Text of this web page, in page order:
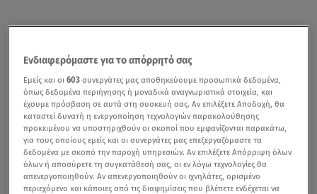
Ενδιαφερόμαστε για το απόρρητό σας
Εμείς και οι603 συνεργάτες μας αποθηκεύουμε προσωπικά δεδομένα,
όπως δεδομένα περιήγησης ή μοναδικά αναγνωριστικά στοιχεία, και
έχουμε πρόσβαση σε αυτά στη συσκευή σας. Αν επιλέξετε Αποδοχή, θα
καταστεί δυνατή η ενεργοποίηση τεχνολογιών παρακολούθησης
προκειμένου να υποστηριχθούν οι σκοποί που εμφανίζονται παρακάτω,
για τους οποίους εμείς και οι συνεργάτες μας επεξεργαζόμαστε τα
δεδομένα με σκοπό την παροχή υπηρεσιών. Αν επιλέξετε Απόρριψη όλων
όλων ή αποσύρετε τη συγκατάθεσή σας, οι εν λόγω τεχνολογίες θα
απενεργοποιηθούν. Αν απενεργοποιηθούν οι ιχνηλάτες, ορισμένο
περιεχόμενο και κάποιες από τις διαφημίσεις που βλέπετε ενδέχεται να